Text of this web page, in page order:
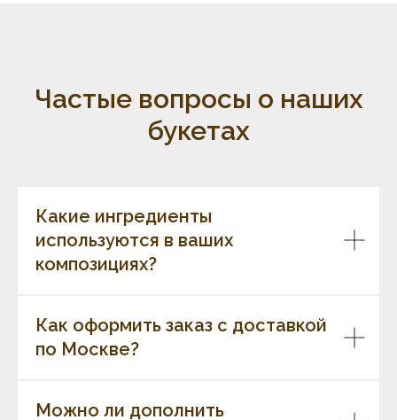
Частые вопросы о наших
букетах
Какие ингредиенты
используются в ваших
композициях?
Как оформить заказ с доставкой
по Москве?
Можно ли дополнить